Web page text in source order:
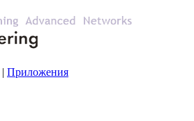
| Приложения